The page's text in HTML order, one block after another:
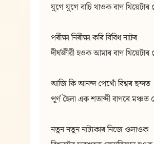
যুগে যুগে বাচি থাওক বাণ থিয়েটাৰ
পৰীক্ষা নিৰীক্ষা কৰি বিবিধ নাটৰ
দীৰ্ঘজীৱী হওক আমাৰ বাণ থিয়েটাৰ
আজি কি আনন্দ পেখোঁ বিশ্বৰ ছন্দত
পূৰ্ণ হৈলা এক শতাব্দী বাণৰে মঞ্চত
নতুন নতুন নাট্যকাৰ নিজে ওলাওক